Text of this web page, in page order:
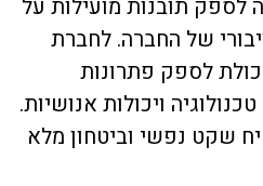
לספק תובנות מועילות על
של החברה. לחברת
לספק פתרונות
ויכולות אנושיות.
שקט נפשי וביטחון מלא